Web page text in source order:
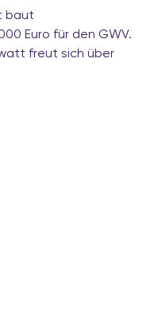
baut
Euro für den GWV.
freut sich über